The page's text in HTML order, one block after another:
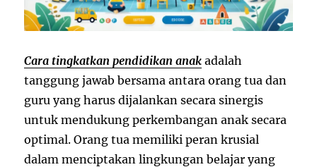
Cara tingkatkan pendidikan anak adalah
tanggung jawab bersama antara orang tua dan
guru yang harus dijalankan secara sinergis
untuk mendukung perkembangan anak secara
optimal. Orang tua memiliki peran krusial
dalam menciptakan lingkungan belajar yang